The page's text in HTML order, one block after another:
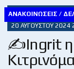
ΑΝΑΚΟΙΝΏΣΕΙΣ /
20 ΑΥΓΟΎΣΤΟΥ 2024
✍️Ingrit η